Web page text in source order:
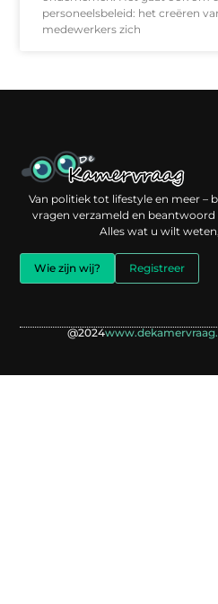
personeelsbeleid: het creëren
medewerkers zich
Van politiek tot lifestyle en meer –
vragen verzameld en
Alles wat u wilt
Wie zijn wij? Registreer
@2024